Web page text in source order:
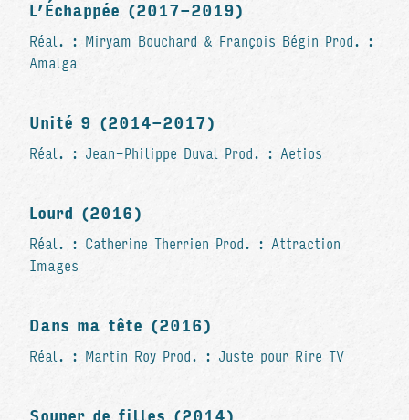
L’Échappée (2017-2019)
Réal. : Miryam Bouchard & François Bégin Prod. :
Amalga
Unité 9 (2014-2017)
Réal. : Jean-Philippe Duval Prod. : Aetios
Lourd (2016)
Réal. : Catherine Therrien Prod. : Attraction
Images
Dans ma tête (2016)
Réal. : Martin Roy Prod. : Juste pour Rire TV